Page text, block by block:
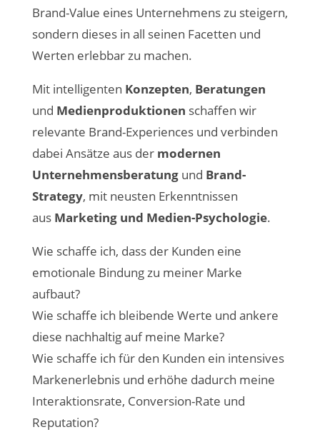
Brand-Value eines Unternehmens zu steigern,
sondern dieses in all seinen Facetten und
Werten erlebbar zu machen.
Mit intelligenten Konzepten, Beratungen
und Medienproduktionen schaffen wir
relevante Brand-Experiences und verbinden
dabei Ansätze aus der modernen
Unternehmensberatungund Brand-
Strategy, mit neusten Erkenntnissen
aus Marketing und Medien-Psychologie.
Wie schaffe ich, dass der Kunden eine
emotionale Bindung zu meiner Marke
aufbaut?
Wie schaffe ich bleibende Werte und ankere
diese nachhaltig auf meine Marke?
Wie schaffe ich für den Kunden ein intensives
Markenerlebnis und erhöhe dadurch meine
Interaktionsrate, Conversion-Rate und
Reputation?